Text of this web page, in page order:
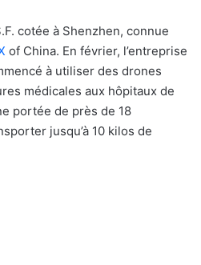
cotée à Shenzhen, connue
of China. En février, l’entreprise
à utiliser des drones
médicales aux hôpitaux de
portée de près de 18
jusqu’à 10 kilos de